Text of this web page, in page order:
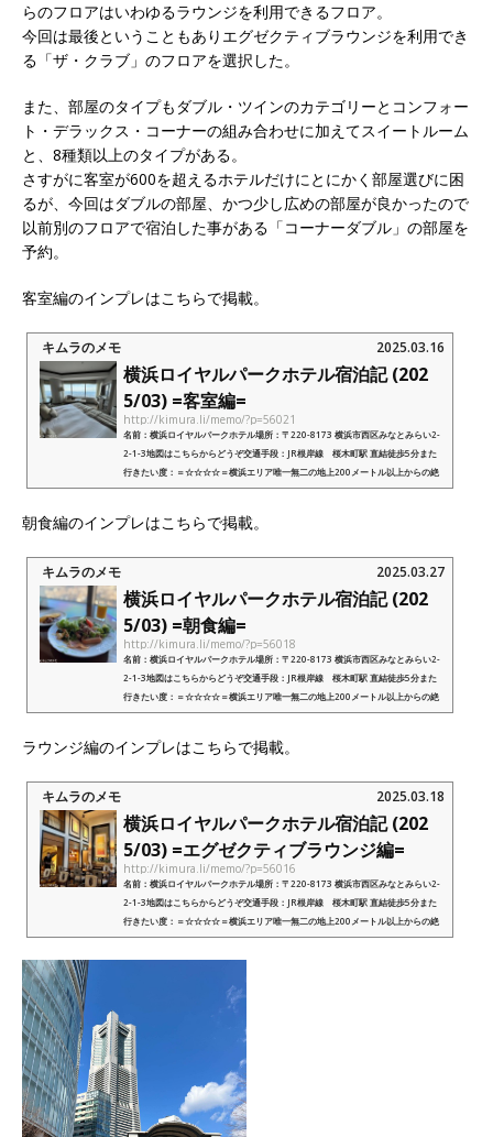
らのフロアはいわゆるラウンジを利用できるフロア。
今回は最後ということもありエグゼクティブラウンジを利用でき
る「ザ・クラブ」のフロアを選択した。
また、部屋のタイプもダブル・ツインのカテゴリーとコンフォー
ト・デラックス・コーナーの組み合わせに加えてスイートルーム
と、8種類以上のタイプがある。
さすがに客室が600を超えるホテルだけにとにかく部屋選びに困
るが、今回はダブルの部屋、かつ少し広めの部屋が良かったので
以前別のフロアで宿泊した事がある「コーナーダブル」の部屋を
予約。
客室編のインプレはこちらで掲載。
キムラのメモ 2025.03.16
横浜ロイヤルパークホテル宿泊記 (202
5/03) =客室編=
http://kimura.li/memo/?p=56021
名前：横浜ロイヤルパークホテル場所：〒220-8173 横浜市西区みなとみらい2-
2-1-3地図はこちらからどうぞ交通手段：JR根岸線 桜木町駅 直結徒歩5分また
行きたい度：＝☆☆☆☆＝横浜エリア唯一無二の地上200メートル以上からの絶
景を楽しめる老舗ホテル外部リンク：横浜...
朝食編のインプレはこちらで掲載。
キムラのメモ 2025.03.27
横浜ロイヤルパークホテル宿泊記 (202
5/03) =朝食編=
http://kimura.li/memo/?p=56018
名前：横浜ロイヤルパークホテル場所：〒220-8173 横浜市西区みなとみらい2-
2-1-3地図はこちらからどうぞ交通手段：JR根岸線 桜木町駅 直結徒歩5分また
行きたい度：＝☆☆☆☆＝横浜エリア唯一無二の地上200メートル以上からの絶
景を楽しめる老舗ホテル外部リンク：横浜...
ラウンジ編のインプレはこちらで掲載。
キムラのメモ 2025.03.18
横浜ロイヤルパークホテル宿泊記 (202
5/03) =エグゼクティブラウンジ編=
http://kimura.li/memo/?p=56016
名前：横浜ロイヤルパークホテル場所：〒220-8173 横浜市西区みなとみらい2-
2-1-3地図はこちらからどうぞ交通手段：JR根岸線 桜木町駅 直結徒歩5分また
行きたい度：＝☆☆☆☆＝横浜エリア唯一無二の地上200メートル以上からの絶
景を楽しめる老舗ホテル外部リンク：横浜...